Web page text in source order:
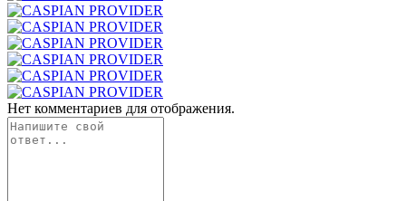
Нет комментариев для отображения.